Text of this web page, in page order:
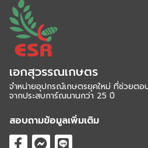
เอกสุวรรณเกษตร
จำหน่ายอุปกรณ์เกษตรยุคใหม่ ที่ช่วยตอ
จากประสบการ์ณนานกว่า 25 ปี
สอบถามข้อมูลเพิ่มเติม